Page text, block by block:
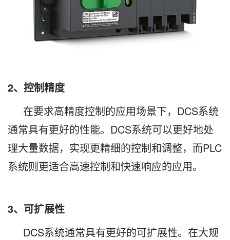
2、控制精度
在要求高精度控制的应用场景下，DCS系统
通常具有更好的性能。DCS系统可以更好地处
理大量数据，实现更精细的控制和调整，而PLC
系统则更适合高速控制和快速响应的应用。
3、可扩展性
DCS系统通常具有更好的可扩展性。在大规